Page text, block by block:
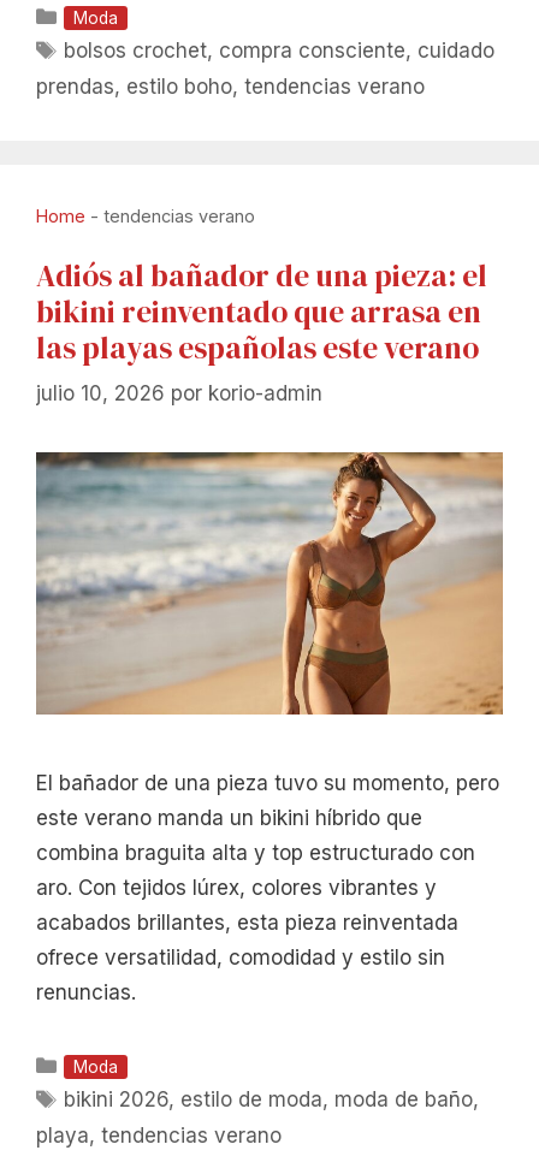
Categorías
Moda
Etiquetas
bolsos crochet, compra consciente, cuidado
prendas, estilo boho, tendencias verano
Home - tendencias verano
Adiós al bañador de una pieza: el
bikini reinventado que arrasa en
las playas españolas este verano
julio 10, 2026 por korio-admin
El bañador de una pieza tuvo su momento, pero
este verano manda un bikini híbrido que
combina braguita alta y top estructurado con
aro. Con tejidos lúrex, colores vibrantes y
acabados brillantes, esta pieza reinventada
ofrece versatilidad, comodidad y estilo sin
renuncias.
Categorías
Moda
Etiquetas
bikini 2026, estilo de moda, moda de baño,
playa, tendencias verano